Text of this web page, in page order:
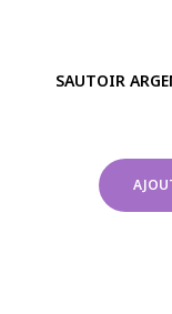
SAUTOIR